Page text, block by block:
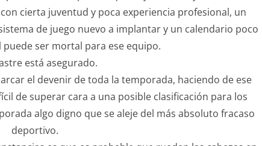
cierta juventud y poca experiencia profesional, un
de juego nuevo a implantar y un calendario poco
puede ser mortal para ese equipo.
está asegurado.
el devenir de toda la temporada, haciendo de ese
de superar cara a una posible clasificación para los
algo digno que se aleje del más absoluto fracaso
deportivo.